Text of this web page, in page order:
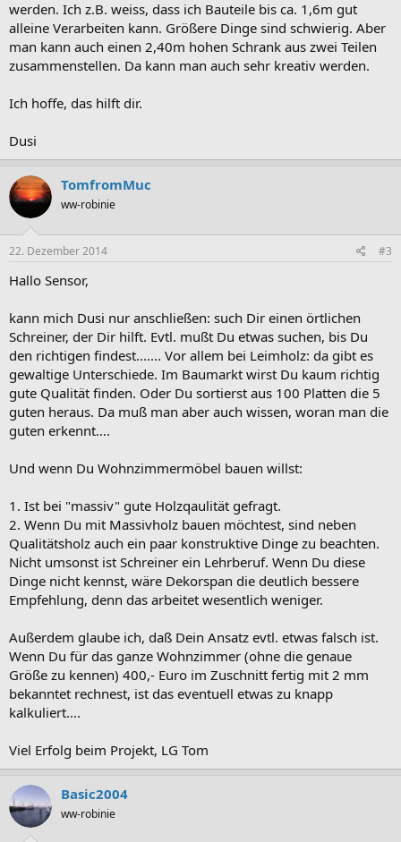
werden. Ich z.B. weiss, dass ich Bauteile bis ca. 1,6m gut
alleine Verarbeiten kann. Größere Dinge sind schwierig. Aber
man kann auch einen 2,40m hohen Schrank aus zwei Teilen
zusammenstellen. Da kann man auch sehr kreativ werden.
Ich hoffe, das hilft dir.
Dusi
TomfromMuc
ww-robinie
22. Dezember 2014 #3
Hallo Sensor,
kann mich Dusi nur anschließen: such Dir einen örtlichen
Schreiner, der Dir hilft. Evtl. mußt Du etwas suchen, bis Du
den richtigen findest....... Vor allem bei Leimholz: da gibt es
gewaltige Unterschiede. Im Baumarkt wirst Du kaum richtig
gute Qualität finden. Oder Du sortierst aus 100 Platten die 5
guten heraus. Da muß man aber auch wissen, woran man die
guten erkennt....
Und wenn Du Wohnzimmermöbel bauen willst:
1. Ist bei "massiv" gute Holzqaulität gefragt.
2. Wenn Du mit Massivholz bauen möchtest, sind neben
Qualitätsholz auch ein paar konstruktive Dinge zu beachten.
Nicht umsonst ist Schreiner ein Lehrberuf. Wenn Du diese
Dinge nicht kennst, wäre Dekorspan die deutlich bessere
Empfehlung, denn das arbeitet wesentlich weniger.
Außerdem glaube ich, daß Dein Ansatz evtl. etwas falsch ist.
Wenn Du für das ganze Wohnzimmer (ohne die genaue
Größe zu kennen) 400,- Euro im Zuschnitt fertig mit 2 mm
bekanntet rechnest, ist das eventuell etwas zu knapp
kalkuliert....
Viel Erfolg beim Projekt, LG Tom
Basic2004
ww-robinie